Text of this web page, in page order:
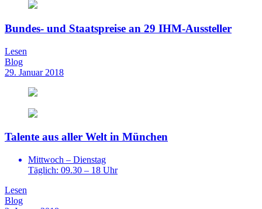
Bundes- und Staatspreise an 29 IHM-Aussteller
Lesen
Blog
29. Januar 2018
Talente aus aller Welt in München
Mittwoch – Dienstag
Täglich: 09.30 – 18 Uhr
Lesen
Blog